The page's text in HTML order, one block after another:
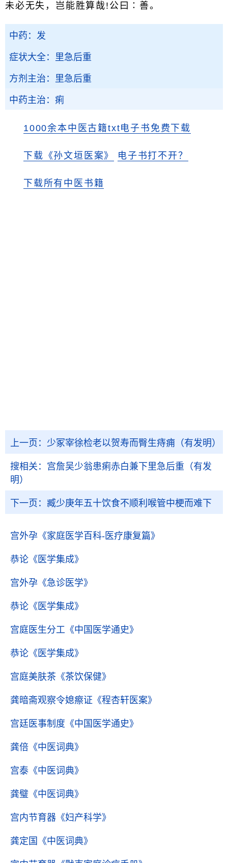
未必无失，岂能胜算哉!公曰∶善。
中药：发
症状大全：里急后重
方剂主治：里急后重
中药主治：痢
1000余本中医古籍txt电子书免费下载
下载《孙文垣医案》 电子书打不开？
下载所有中医书籍
上一页： 少冢宰徐检老以贺寿而臀生痔痈（有发明）
搜相关： 宫詹吴少翁患痢赤白兼下里急后重（有发
明）
下一页： 臧少庚年五十饮食不顺利喉管中梗而难下
宫外孕 《家庭医学百科-医疗康复篇》
恭论 《医学集成》
宫外孕 《急诊医学》
恭论 《医学集成》
宫庭医生分工 《中国医学通史》
恭论 《医学集成》
宫庭美肤茶 《茶饮保健》
龚暗斋观察令媳瘵证 《程杏轩医案》
宫廷医事制度 《中国医学通史》
龚倍 《中医词典》
宫泰 《中医词典》
龚璧 《中医词典》
宫内节育器 《妇产科学》
龚定国 《中医词典》